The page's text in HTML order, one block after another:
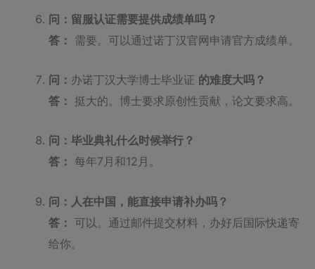
问：留服认证需要提供成绩单吗？
答： 需要。可以通过诺丁汉官网申请官方成绩单。
问： 办诺丁汉大学博士毕业证 的难度大吗？
答： 挺大的。博士要求原创性贡献，论文要求高。
问：毕业典礼什么时候举行？
答： 每年7月和12月。
问：人在中国，能直接申请补办吗？
答： 可以。通过邮件提交材料，办好后国际快递寄
给你。